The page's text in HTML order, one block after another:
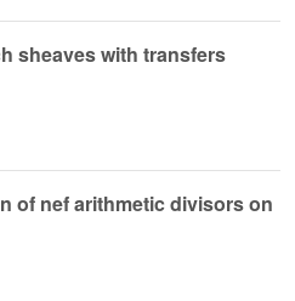
sheaves with transfers
of nef arithmetic divisors on